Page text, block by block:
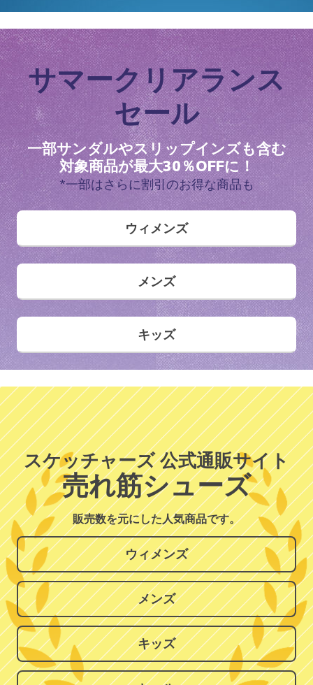
サマークリアランス
セール
一部サンダルやスリップインズも含む
対象商品が最大30％OFFに！
*一部はさらに割引のお得な商品も
ウィメンズ
メンズ
キッズ
スケッチャーズ 公式通販サイト
売れ筋シューズ
販売数を元にした人気商品です。
ウィメンズ
メンズ
キッズ